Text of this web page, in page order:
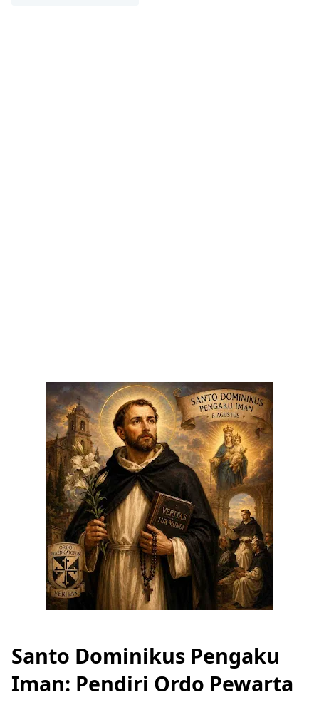
Santo Dominikus Pengaku
Iman: Pendiri Ordo Pewarta